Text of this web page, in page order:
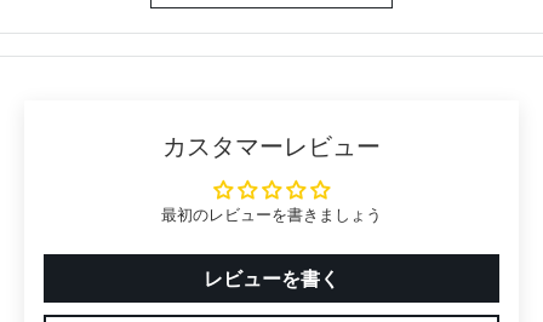
カスタマーレビュー
最初のレビューを書きましょう
レビューを書く